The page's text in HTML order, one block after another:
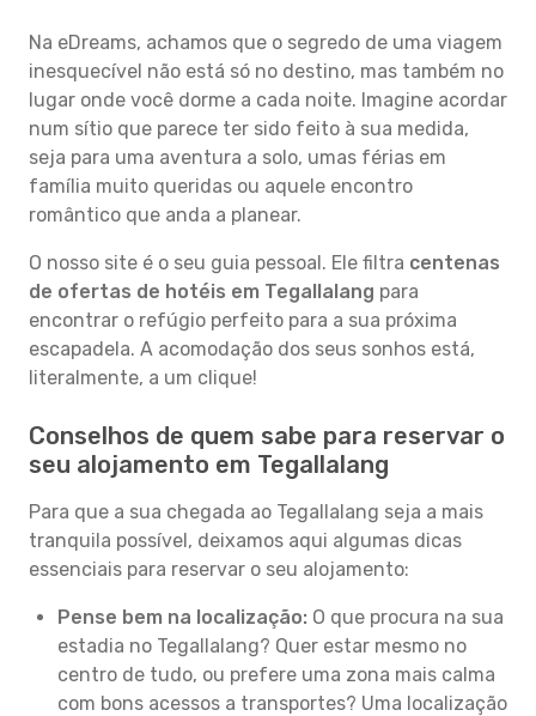
Na eDreams, achamos que o segredo de uma viagem
inesquecível não está só no destino, mas também no
lugar onde você dorme a cada noite. Imagine acordar
num sítio que parece ter sido feito à sua medida,
seja para uma aventura a solo, umas férias em
família muito queridas ou aquele encontro
romântico que anda a planear.
O nosso site é o seu guia pessoal. Ele filtra centenas
de ofertas de hotéis em Tegallalang para
encontrar o refúgio perfeito para a sua próxima
escapadela. A acomodação dos seus sonhos está,
literalmente, a um clique!
Conselhos de quem sabe para reservar o
seu alojamento em Tegallalang
Para que a sua chegada ao Tegallalang seja a mais
tranquila possível, deixamos aqui algumas dicas
essenciais para reservar o seu alojamento:
Pense bem na localização: O que procura na sua
estadia no Tegallalang? Quer estar mesmo no
centro de tudo, ou prefere uma zona mais calma
com bons acessos a transportes? Uma localização